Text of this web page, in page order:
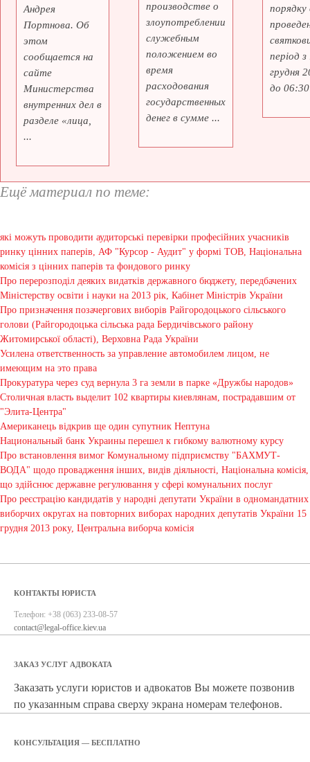
Андрея
Портнова. Об
этом
сообщается на
сайте
Министерства
внутренних дел в
разделе «лица,
...
производстве о
злоупотреблении
служебным
положением во
время
расходования
государственных
денег в сумме ...
порядку
період
грудня
до
Ещё материал по теме:
які можуть проводити аудиторські перевірки професійних учасників
ринку цінних паперів, АФ "Курсор - Аудит" у формі ТОВ, Національна
комісія з цінних паперів та фондового ринку
Про перерозподіл деяких видатків державного бюджету, передбачених
Міністерству освіти і науки на 2013 рік, Кабінет Міністрів України
Про призначення позачергових виборів Райгородоцького сільського
голови (Райгородоцька сільська рада Бердичівського району
Житомирської області), Верховна Рада України
Усилена ответственность за управление автомобилем лицом, не
имеющим на это права
Прокуратура через суд вернула 3 га земли в парке «Дружбы народов»
Столичная власть выделит 102 квартиры киевлянам, пострадавшим от
"Элита-Центра"
Американець відкрив ще один супутник Нептуна
Национальный банк Украины перешел к гибкому валютному курсу
Про встановлення вимог Комунальному підприємству "БАХМУТ-
ВОДА" щодо провадження інших, видів діяльності, Національна комісія,
що здійснює державне регулювання у сфері комунальних послуг
Про реєстрацію кандидатів у народні депутати України в одномандатних
виборчих округах на повторних виборах народних депутатів України 15
грудня 2013 року, Центральна виборча комісія
КОНТАКТЫ ЮРИСТА
Телефон: +38 (063) 233-08-57
contact@legal-office.kiev.ua
ЗАКАЗ УСЛУГ АДВОКАТА
Заказать услуги юристов и адвокатов Вы можете позвонив
по указанным справа сверху экрана номерам телефонов.
КОНСУЛЬТАЦИЯ — БЕСПЛАТНО